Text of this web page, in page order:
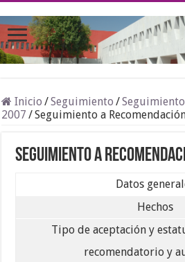
Inicio /Seguimiento /
2007 /Seguimiento a
Seguimiento a
Datos
Hechos
Tipo de aceptación y
recomendatorio y